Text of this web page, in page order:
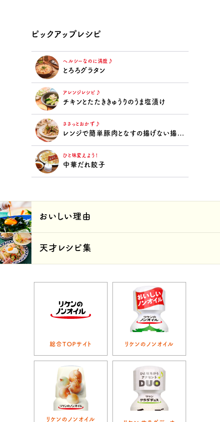
ピックアップレシピ
ヘルシーなのに満腹♪
とろろグラタン
アレンジレシピ♪
チキンとたたききゅうりのうま塩漬け
ささっとおかず♪
レンジで簡単豚肉となすの揚げない揚げ浸し
ひと味変えよう！
中華だれ餃子
おいしい理由
天才レシピ集
総合TOPサイト リケンのノンオイル
リケンのノンオイル